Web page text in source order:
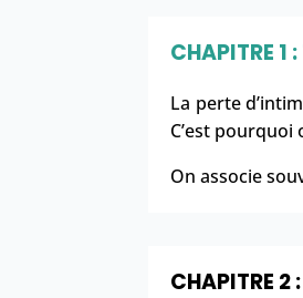
CHAPITRE
La perte
C’est
On associe
CHAPITRE